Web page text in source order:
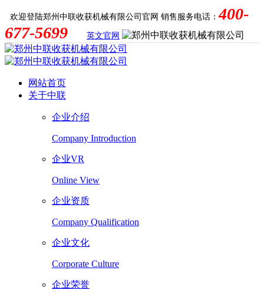
欢迎登陆郑州中联收获机械有限公司官网 销售服务电话：400-
677-5699
英文官网
网站首页
关于中联
企业介绍
Company Introduction
企业VR
Online View
企业资质
Company Qualification
企业文化
Corporate Culture
企业荣誉